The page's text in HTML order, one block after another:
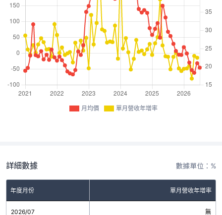
月均價 單月營收年增率
詳細數據 數據單位：%
年度月份 單月營收年增率
2026/07 無